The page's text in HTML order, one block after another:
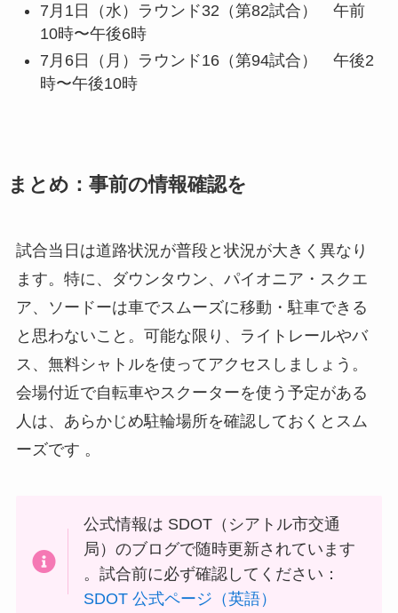
7月1日（水）ラウンド32（第82試合） 午前
10時〜午後6時
7月6日（月）ラウンド16（第94試合） 午後2
時〜午後10時
まとめ：事前の情報確認を
試合当日は道路状況が普段と状況が大きく異なり
ます。特に、ダウンタウン、パイオニア・スクエ
ア、ソードーは車でスムーズに移動・駐車できる
と思わないこと。可能な限り、ライトレールやバ
ス、無料シャトルを使ってアクセスしましょう。
会場付近で自転車やスクーターを使う予定がある
人は、あらかじめ駐輪場所を確認しておくとスム
ーズです 。
公式情報は SDOT（シアトル市交通
局）のブログで随時更新されています
。試合前に必ず確認してください：
SDOT 公式ページ（英語）